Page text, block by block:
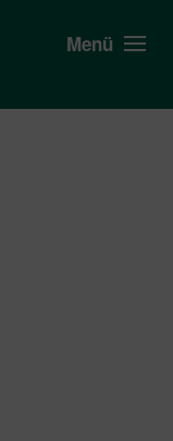
Menü